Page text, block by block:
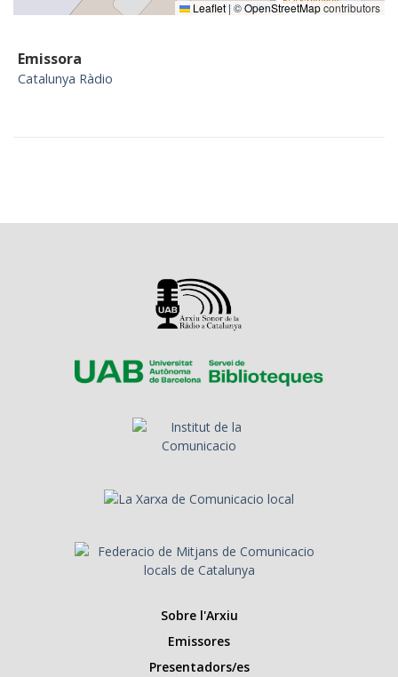
Leaflet|©OpenStreetMapcontributors
Emissora
Catalunya Ràdio
Sobre l'Arxiu
Emissores
Presentadors/es